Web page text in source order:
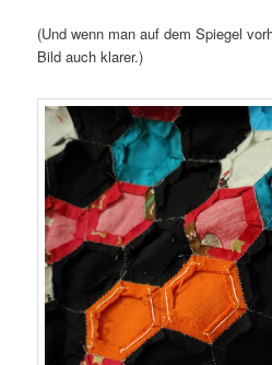
(Und wenn man auf dem Spiegel
Bild auch klarer.)